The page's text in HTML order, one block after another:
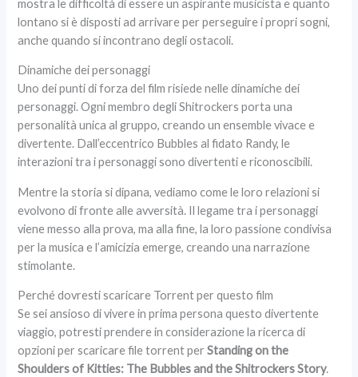
mostra le difficoltà di essere un aspirante musicista e quanto
lontano si è disposti ad arrivare per perseguire i propri sogni,
anche quando si incontrano degli ostacoli.
Dinamiche dei personaggi
Uno dei punti di forza del film risiede nelle dinamiche dei
personaggi. Ogni membro degli Shitrockers porta una
personalità unica al gruppo, creando un ensemble vivace e
divertente. Dall’eccentrico Bubbles al fidato Randy, le
interazioni tra i personaggi sono divertenti e riconoscibili.
Mentre la storia si dipana, vediamo come le loro relazioni si
evolvono di fronte alle avversità. Il legame tra i personaggi
viene messo alla prova, ma alla fine, la loro passione condivisa
per la musica e l’amicizia emerge, creando una narrazione
stimolante.
Perché dovresti scaricare Torrent per questo film
Se sei ansioso di vivere in prima persona questo divertente
viaggio, potresti prendere in considerazione la ricerca di
opzioni per scaricare file torrent perStanding on the
Shoulders of Kitties: The Bubbles and the Shitrockers Story.